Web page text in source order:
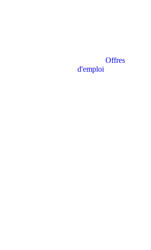
Offres
d'emploi